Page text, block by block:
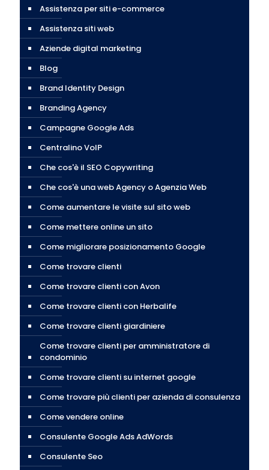
Assistenza per siti e-commerce
Assistenza siti web
Aziende digital marketing
Blog
Brand Identity Design
Branding Agency
Campagne Google Ads
Centralino VoIP
Che cos'è il SEO Copywriting
Che cos'è una web Agency o Agenzia Web
Come aumentare le visite sul sito web
Come mettere online un sito
Come migliorare posizionamento Google
Come trovare clienti
Come trovare clienti con Avon
Come trovare clienti con Herbalife
Come trovare clienti giardiniere
Come trovare clienti per amministratore di
condominio
Come trovare clienti su internet google
Come trovare più clienti per azienda di consulenza
Come vendere online
Consulente Google Ads AdWords
Consulente Seo